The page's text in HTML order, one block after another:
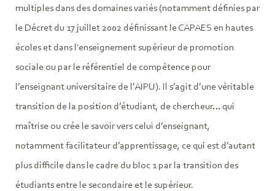
multiples dans des domaines variés (notamment définies par
le Décret du 17 juillet 2002 définissant le CAPAES en hautes
écoles et dans l'enseignement supérieur de promotion
sociale ou par le référentiel de compétence pour
l’enseignant universitaire de l’AIPU). Il s’agit d’une véritable
transition de la position d’étudiant, de chercheur… qui
maîtrise ou crée le savoir vers celui d’enseignant,
notamment facilitateur d’apprentissage, ce qui est d’autant
plus difficile dans le cadre du bloc 1 par la transition des
étudiants entre le secondaire et le supérieur.